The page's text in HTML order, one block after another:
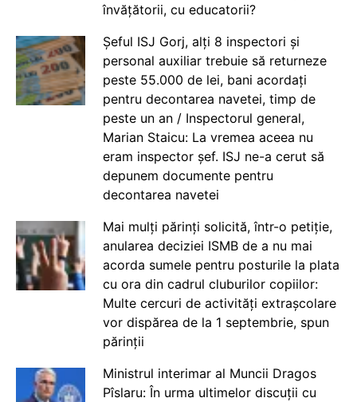
învățătorii, cu educatorii?
Șeful ISJ Gorj, alți 8 inspectori și
personal auxiliar trebuie să returneze
peste 55.000 de lei, bani acordați
pentru decontarea navetei, timp de
peste un an / Inspectorul general,
Marian Staicu: La vremea aceea nu
eram inspector șef. ISJ ne-a cerut să
depunem documente pentru
decontarea navetei
Mai mulți părinți solicită, într-o petiție,
anularea deciziei ISMB de a nu mai
acorda sumele pentru posturile la plata
cu ora din cadrul cluburilor copiilor:
Multe cercuri de activități extrașcolare
vor dispărea de la 1 septembrie, spun
părinții
Ministrul interimar al Muncii Dragos
Pîslaru: În urma ultimelor discuții cu